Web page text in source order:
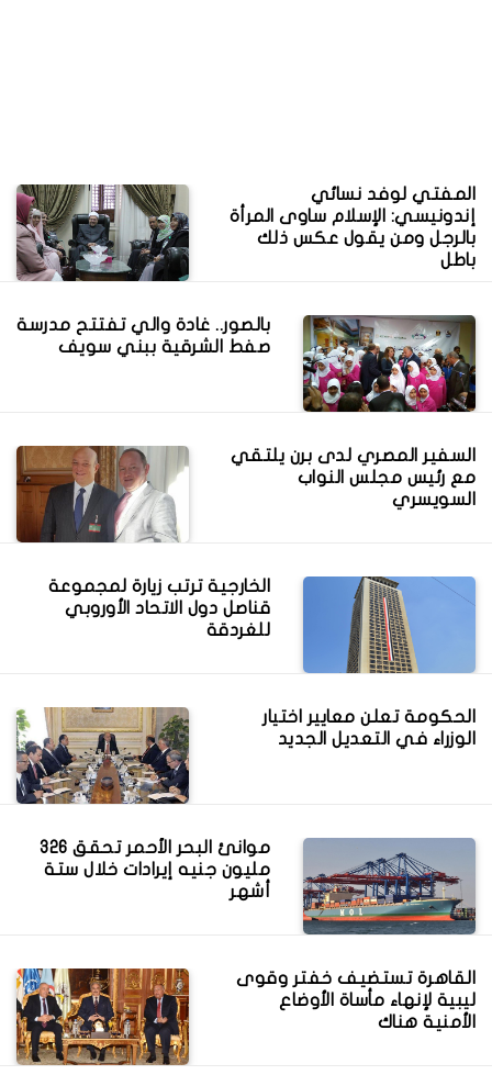
المفتي لوفد نسائي
إندونيسي: الإسلام ساوى المرأة
بالرجل ومن يقول عكس ذلك
باطل
بالصور.. غادة والي تفتتح مدرسة
صفط الشرقية ببني سويف
السفير المصري لدى برن يلتقي
مع رئيس مجلس النواب
السويسري
الخارجية ترتب زيارة لمجموعة
قناصل دول الاتحاد الأوروبي
للغردقة
الحكومة تعلن معايير اختيار
الوزراء في التعديل الجديد
موانئ البحر الأحمر تحقق 326
مليون جنيه إيرادات خلال ستة
أشهر
القاهرة تستضيف خفتر وقوى
ليبية لإنهاء مأساة الأوضاع
الأمنية هناك